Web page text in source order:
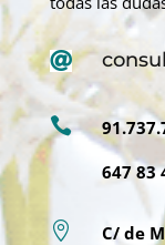


647 83

C/ de